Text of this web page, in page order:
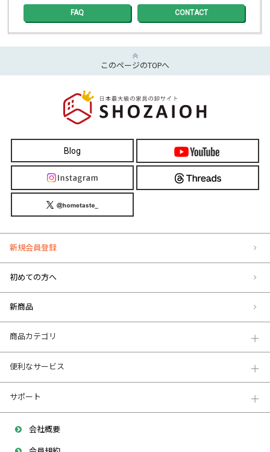
FAQ CONTACT
このページのTOPへ
Blog
新規会員登録
初めての方へ
新商品
商品カテゴリ
便利なサービス
サポート
会社概要